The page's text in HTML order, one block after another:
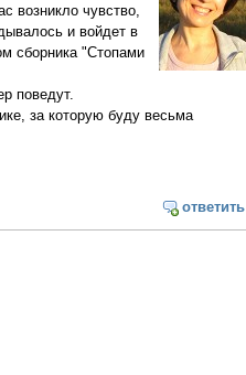
возникло чувство,
и войдет в
сборника "Стопами
поведут.
за которую буду весьма
ответить